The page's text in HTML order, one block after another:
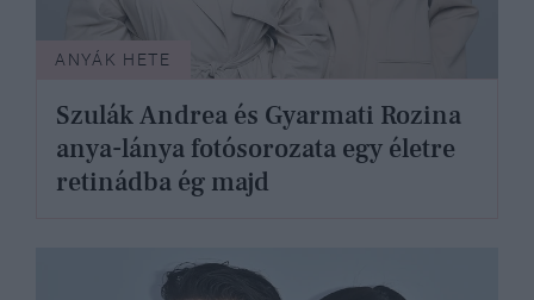
ANYÁK HETE
Szulák Andrea és Gyarmati Rozina
anya-lánya fotósorozata egy életre
retinádba ég majd